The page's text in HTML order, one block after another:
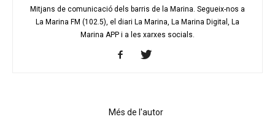
Mitjans de comunicació dels barris de la Marina. Segueix-nos a
La Marina FM (102.5), el diari La Marina, La Marina Digital, La
Marina APP i a les xarxes socials.
Més de l'autor